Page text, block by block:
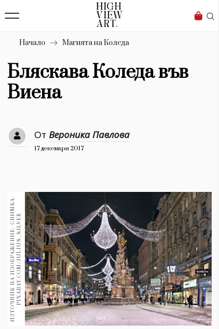
Бизнес
Мода
Dialogue
Изкуство
4340
Красота
777
Книги
30+ 1970
Гурме 1710
Пътувай
237
Здраве 389
Начало Магията на Коледа
Бляскава Коледа във
Виена
От Вероника Павлова
17 декември 2017
И
З
Т
О
Ч
Н
И
К
Н
А
И
З
О
Б
Р
А
Ж
Е
Н
И
Е
:
С
Н
И
М
К
А
:
P
I
X
A
B
A
Y
.
C
O
M
/
J
U
L
I
U
S
_
S
I
L
V
ER